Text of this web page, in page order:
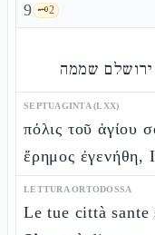
9 🗝️2
ירושלם שממה
SEPTUAGINTA (LXX)
πόλις τοῦ ἁγίου
ἔρημος ἐγενήθη,
LETTURA ORTODOSSA
Le tue città sante